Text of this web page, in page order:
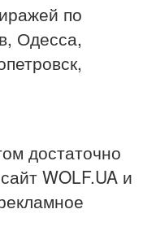
по
Одесса,
достаточно
WOLF.UA и